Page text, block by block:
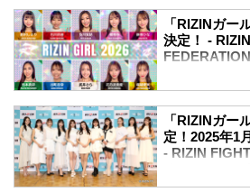
「RIZINガー
決定！ -
2026年の
が決定したぞ！
「RIZINガール
会で初お披露
「RIZINガー
定！2025年1
- RIZIN